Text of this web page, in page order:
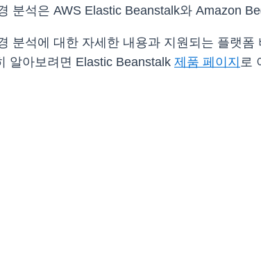
분석은 AWS Elastic Beanstalk와 Amazon
분석에 대한 자세한 내용과 지원되는 플랫
알아보려면 Elastic Beanstalk 제품 페이지 로